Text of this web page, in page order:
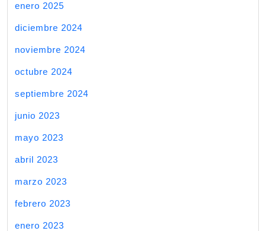
enero 2025
diciembre 2024
noviembre 2024
octubre 2024
septiembre 2024
junio 2023
mayo 2023
abril 2023
marzo 2023
febrero 2023
enero 2023